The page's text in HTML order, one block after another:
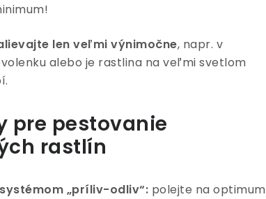
len veľmi výnimočne, napr. v
alebo je rastlina na veľmi svetlom
pre pestovanie
rastlín
„príliv-odliv“: polejte na optimum